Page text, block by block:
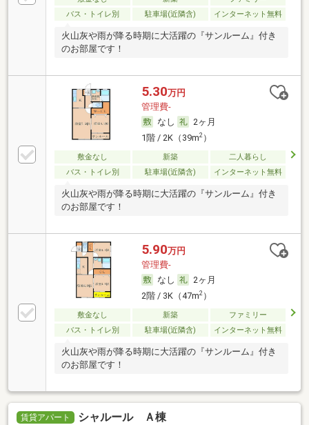
バス・トイレ別
駐車場(近隣含) インターネット無料
火山灰や雨が降る時期に大活躍の『サンルーム』付き
のお部屋です！
5.30万円
管理費-
なし
2ヶ月
1階 / 2K（39m2）
敷金なし 新築
二人暮らし
バス・トイレ別
駐車場(近隣含) インターネット無料
火山灰や雨が降る時期に大活躍の『サンルーム』付き
のお部屋です！
5.90万円
管理費-
なし
2ヶ月
2階 / 3K（47m2）
敷金なし 新築
ファミリー
バス・トイレ別
駐車場(近隣含) インターネット無料
火山灰や雨が降る時期に大活躍の『サンルーム』付き
のお部屋です！
賃貸アパート シャルール Ａ棟